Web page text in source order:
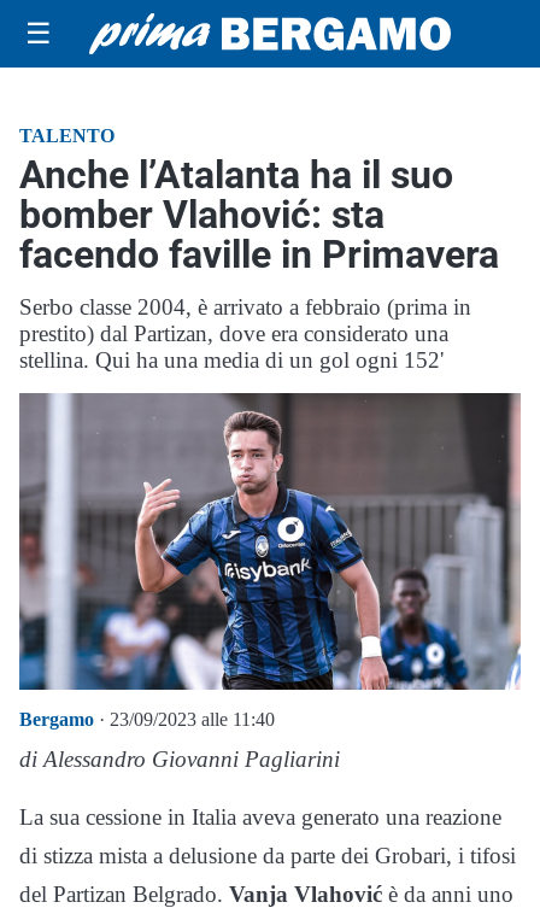
☰
TALENTO
Anche l’Atalanta ha il suo
bomber Vlahović: sta
facendo faville in Primavera
Serbo classe 2004, è arrivato a febbraio (prima in
prestito) dal Partizan, dove era considerato una
stellina. Qui ha una media di un gol ogni 152'
Bergamo · 23/09/2023 alle 11:40
di Alessandro Giovanni Pagliarini
La sua cessione in Italia aveva generato una reazione
di stizza mista a delusione da parte dei Grobari, i tifosi
del Partizan Belgrado. Vanja Vlahović è da anni uno